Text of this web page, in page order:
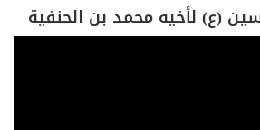
(ع) لأخيه محمد بن الحنفية